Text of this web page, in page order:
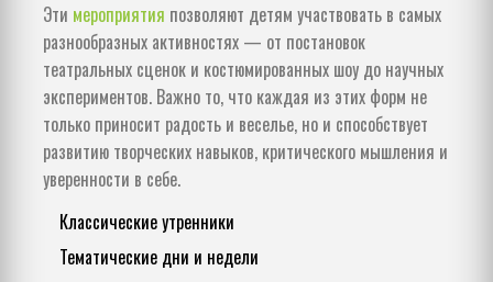
Эти мероприятия позволяют детям участвовать в самых
разнообразных активностях — от постановок
театральных сценок и костюмированных шоу до научных
экспериментов. Важно то, что каждая из этих форм не
только приносит радость и веселье, но и способствует
развитию творческих навыков, критического мышления и
уверенности в себе.
Классические утренники
Тематические дни и недели